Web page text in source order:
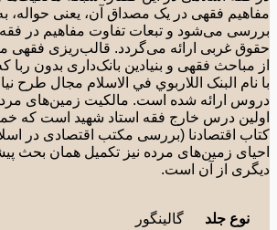
فقهی در یک مصداق آن، یعنی حواله، به
می‌شود و تبعات تفاوت مفاهیم در فقه
غربی ارائه می‌گردد. قالب‌ریزی فقهی
مباحث فقهی و بنیادین بانک‌داری بدون ربا که
البنک اللاربوي في الاسلام مجال طرح نیافته
ارائه شده است. مالکیت زمین‌های مرده و
درس خارج فقه استاد شهید است که
اقتصادنا (بررسی مکتب اقتصادی در اسلام)
زمین‌های مرده نیز تکمیل همان بحث پیشین
از آن است.
نوع جلد گالینگور